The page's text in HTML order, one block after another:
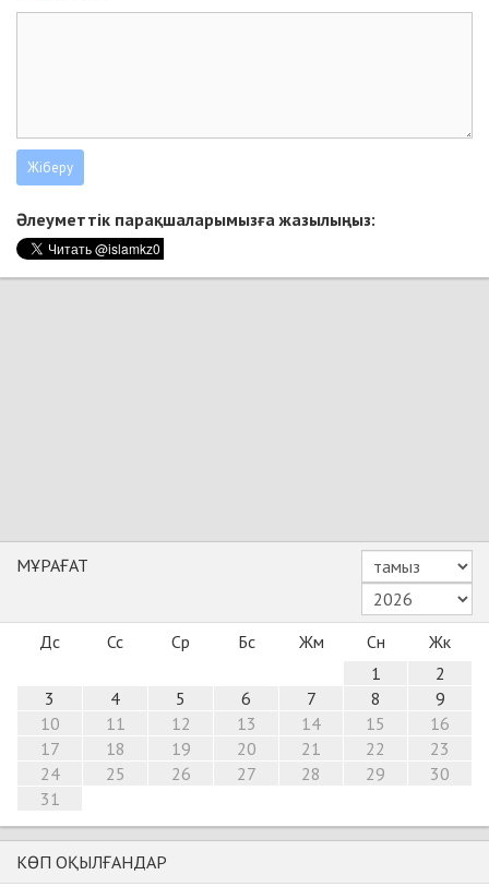
Әлеуметтік парақшаларымызға жазылыңыз:
МҰРАҒАТ
Дс Сс Ср Бс Жм Сн
Жк
1
2
3
4 5 6 7 8
9
10
11 12 13 14 15
16
17
18 19 20 21 22
23
24
25 26 27 28 29
30
31
КӨП ОҚЫЛҒАНДАР